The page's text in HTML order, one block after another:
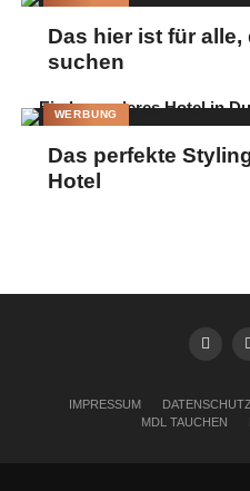
Das hier ist für
suchen
WERBUNG
Das perfekte
Hotel
IMPRESSUM
MDL TAUCHEN